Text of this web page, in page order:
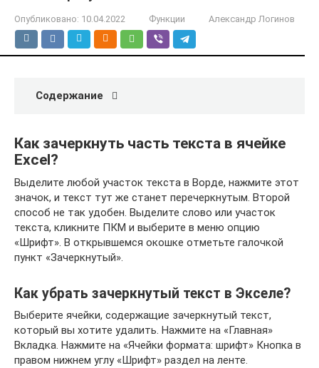
Опубликовано: 10.04.2022 Функции Александр Логинов
Содержание
Как зачеркнуть часть текста в ячейке
Excel?
Выделите любой участок текста в Ворде, нажмите этот
значок, и текст тут же станет перечеркнутым. Второй
способ не так удобен. Выделите слово или участок
текста, кликните ПКМ и выберите в меню опцию
«Шрифт». В открывшемся окошке отметьте галочкой
пункт «Зачеркнутый».
Как убрать зачеркнутый текст в Экселе?
Выберите ячейки, содержащие зачеркнутый текст,
который вы хотите удалить. Нажмите на «Главная»
Вкладка. Нажмите на «Ячейки формата: шрифт» Кнопка в
правом нижнем углу «Шрифт» раздел на ленте.